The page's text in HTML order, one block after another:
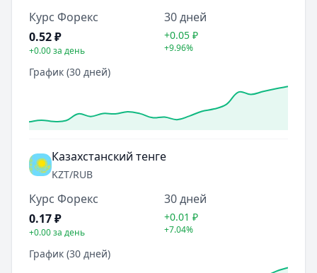
Курс Форекс
0.52₽
+0.00за день
30 дней
+0.05 ₽
+9.96%
График (30 дней)
Казахстанский тенге
KZT/RUB
Курс Форекс
0.17₽
+0.00за день
30 дней
+0.01 ₽
+7.04%
График (30 дней)